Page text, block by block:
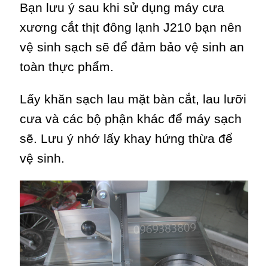
Bạn lưu ý sau khi sử dụng máy cưa
xương cắt thịt đông lạnh J210 bạn nên
vệ sinh sạch sẽ để đảm bảo vệ sinh an
toàn thực phẩm.
Lấy khăn sạch lau mặt bàn cắt, lau lưỡi
cưa và các bộ phận khác để máy sạch
sẽ. Lưu ý nhớ lấy khay hứng thừa để
vệ sinh.